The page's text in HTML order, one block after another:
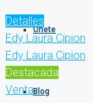
Únete
Blog
Detalles
Edy Laura Cipion
Edy Laura Cipion
Destacada
Venta